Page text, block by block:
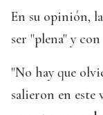
En su opinión,
ser "plena" y
"No hay que
salieron en este